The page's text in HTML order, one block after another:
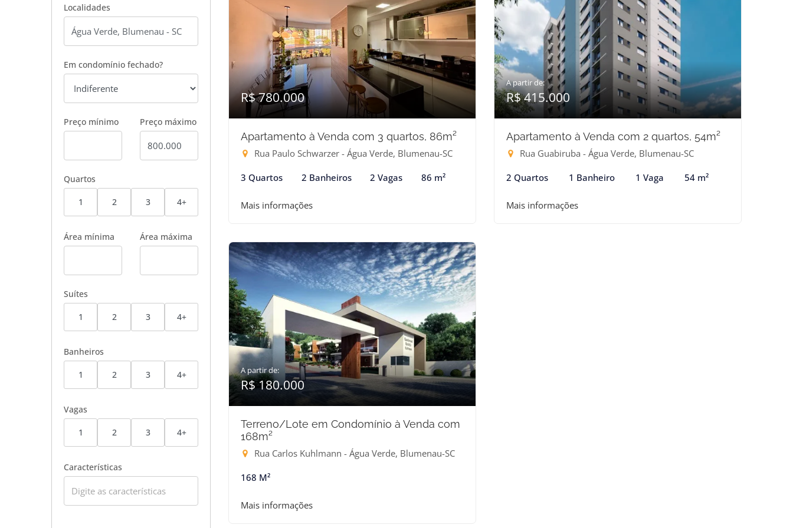
Localidades
Em condomínio fechado?
Preço mínimo Preço máximo
Quartos
1 2 3 4+
Área mínima Área máxima
Suítes
1 2 3 4+
Banheiros
1 2 3 4+
Vagas
1 2 3 4+
Características
R$ 780.000
Apartamento à Venda com 3 quartos, 86m²
Rua Paulo Schwarzer - Água Verde, Blumenau-SC
3 Quartos 2 Banheiros 2 Vagas 86 m²
Mais informações
A partir de:
R$ 415.000
Apartamento à Venda com 2 quartos, 54m²
Rua Guabiruba - Água Verde, Blumenau-SC
2 Quartos 1 Banheiro 1 Vaga 54 m²
Mais informações
A partir de:
R$ 180.000
Terreno/Lote em Condomínio à Venda com
168m²
Rua Carlos Kuhlmann - Água Verde, Blumenau-SC
168 M²
Mais informações